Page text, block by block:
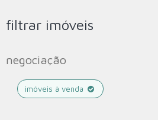
filtrar imóveis
negociação
imóveis à venda